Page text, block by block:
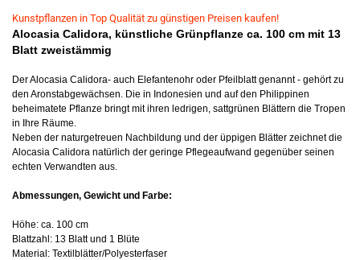
Kunstpflanzen in Top Qualität zu günstigen Preisen kaufen!
Alocasia Calidora, künstliche Grünpflanze ca. 100 cm mit 13
Blatt zweistämmig
Der Alocasia Calidora- auch Elefantenohr oder Pfeilblatt genannt - gehört zu
den Aronstabgewächsen. Die in Indonesien und auf den Philippinen
beheimatete Pflanze bringt mit ihren ledrigen, sattgrünen Blättern die Tropen
in Ihre Räume.
Neben der naturgetreuen Nachbildung und der üppigen Blätter zeichnet die
Alocasia Calidora natürlich der geringe Pflegeaufwand gegenüber seinen
echten Verwandten aus.
Abmessungen, Gewicht und Farbe:
Höhe: ca. 100 cm
Blattzahl: 13 Blatt und 1 Blüte
Material: Textilblätter/Polyesterfaser